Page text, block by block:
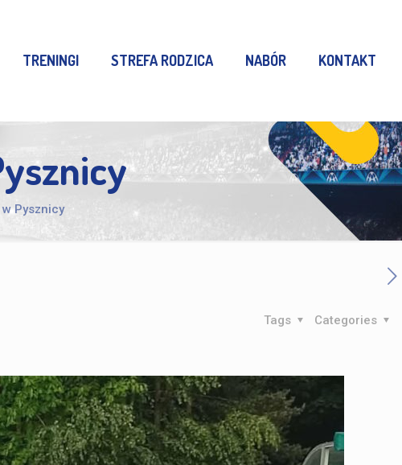
TRENINGI STREFA RODZICA NABÓR KONTAKT
Pysznicy
Categories
Tags